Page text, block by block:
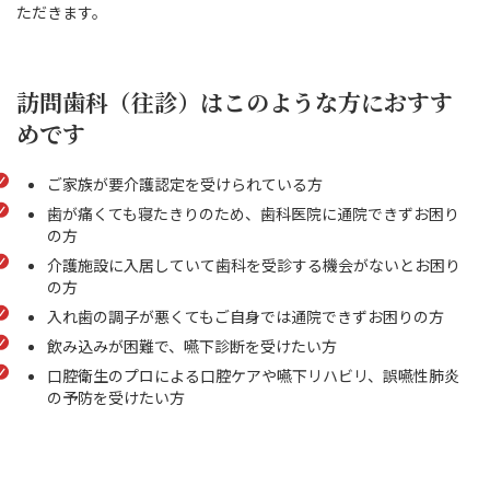
ただきます。
訪問歯科（往診）はこのような方におすす
めです
ご家族が要介護認定を受けられている方
歯が痛くても寝たきりのため、歯科医院に通院できずお困り
の方
介護施設に入居していて歯科を受診する機会がないとお困り
の方
入れ歯の調子が悪くてもご自身では通院できずお困りの方
飲み込みが困難で、嚥下診断を受けたい方
口腔衛生のプロによる口腔ケアや嚥下リハビリ、誤嚥性肺炎
の予防を受けたい方